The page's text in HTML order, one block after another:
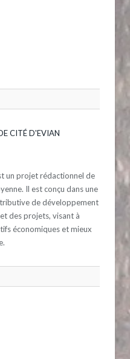
CITÉ D'EVIAN
un projet rédactionnel de
Il est conçu dans une
de développement
des projets, visant à
économiques et mieux